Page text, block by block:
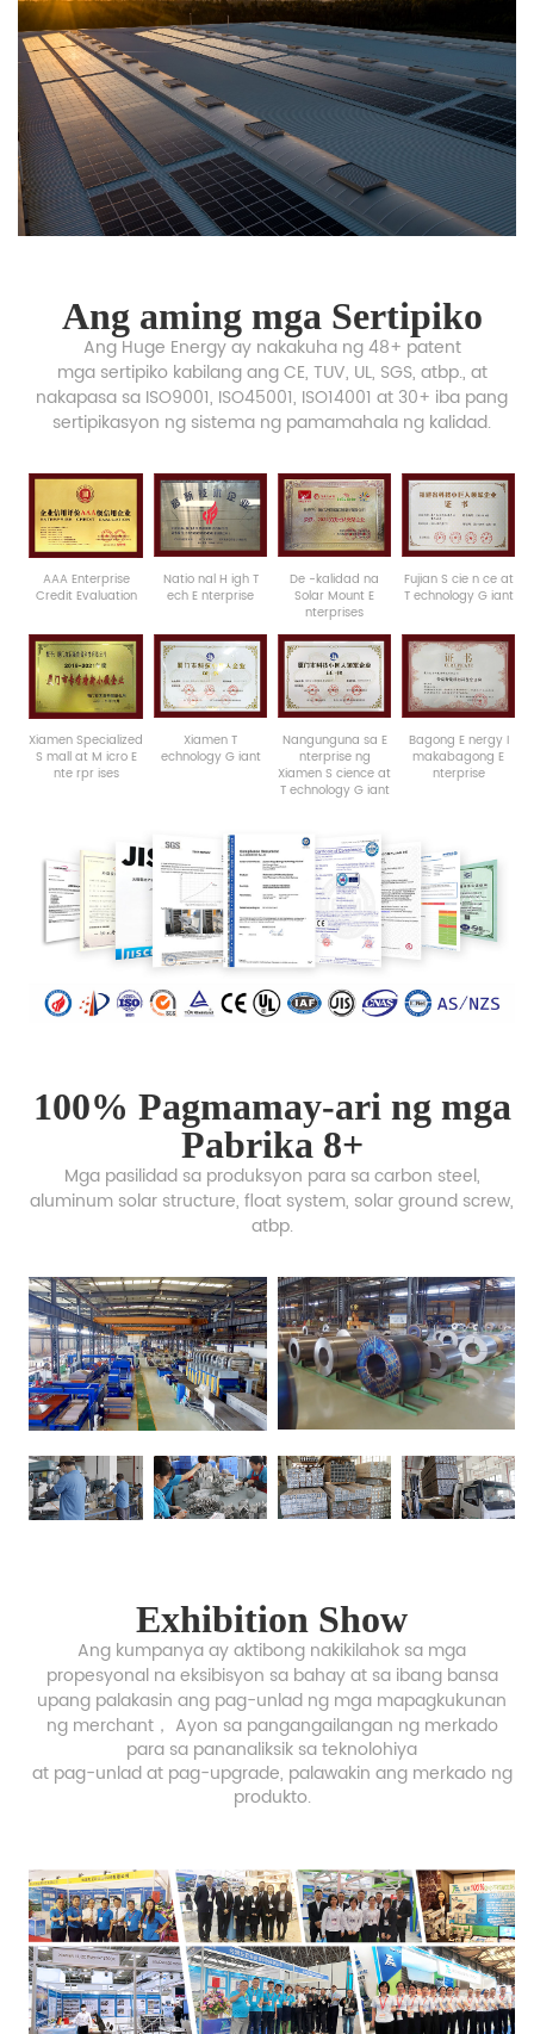
Ang aming mga Sertipiko
Ang Huge Energy ay nakakuha ng 48+ patent
mga sertipiko kabilang ang CE, TUV, UL, SGS, atbp., at
nakapasa sa ISO9001, ISO45001, ISO14001 at 30+ iba pang
sertipikasyon ng sistema ng pamamahala ng kalidad.
AAAEnterprise
Credit Evaluation
NationalH ighT
echEnterprise
De -kalidad na
Solar MountE
nterprises
FujianS cience at
TechnologyGiant
XiamenSpecialized
S mallatM icroE
nterprises
XiamenT
echnologyGiant
Nangunguna sa E
nterprise ng
XiamenS cience at
TechnologyGiant
Bagong EnergyI
makabagong E
nterprise
100% Pagmamay-ari ng mga
Pabrika 8+
Mga pasilidad sa produksyon para sa carbon steel,
aluminum solar structure, float system, solar ground screw,
atbp.
Exhibition Show
Ang kumpanya ay aktibong nakikilahok sa mga
propesyonal na eksibisyon sa bahay at sa ibang bansa
upang palakasin ang pag-unlad ng mga mapagkukunan
ng merchant， Ayon sa pangangailangan ng merkado
para sa pananaliksik sa teknolohiya
at pag-unlad at pag-upgrade, palawakin ang merkado ng
produkto.